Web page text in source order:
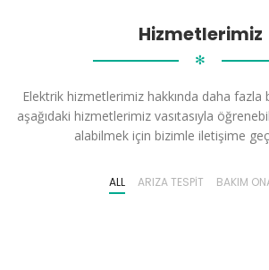
Hizmetlerimiz
✻
Elektrik hizmetlerimiz hakkında daha fazla
aşağıdaki hizmetlerimiz vasıtasıyla
alabilmek için bizimle iletişime
ALL ARIZA TESPIT BAKIM